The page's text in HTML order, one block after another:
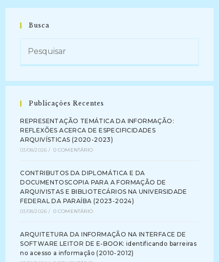
Busca
Publicações Recentes
REPRESENTAÇÃO TEMÁTICA DA INFORMAÇÃO:
REFLEXÕES ACERCA DE ESPECIFICIDADES
ARQUIVÍSTICAS (2020-2023)
03/08/2026 / 0 COMENTÁRIO
CONTRIBUTOS DA DIPLOMÁTICA E DA
DOCUMENTOSCOPIA PARA A FORMAÇÃO DE
ARQUIVISTAS E BIBLIOTECÁRIOS NA UNIVERSIDADE
FEDERAL DA PARAÍBA (2023-2024)
03/08/2026 / 0 COMENTÁRIO
ARQUITETURA DA INFORMAÇÃO NA INTERFACE DE
SOFTWARE LEITOR DE E-BOOK: identificando barreiras
no acesso a informação (2010-2012)